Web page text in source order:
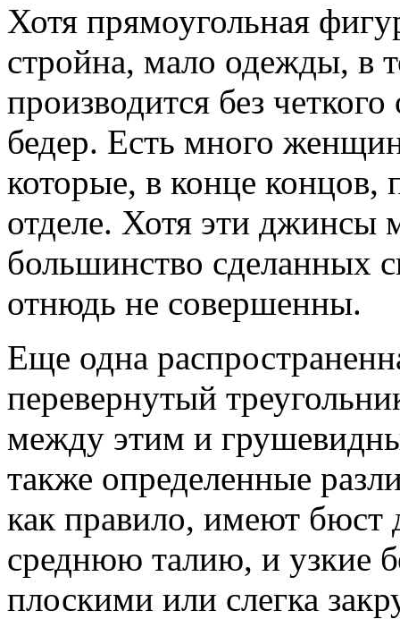
Хотя прямоугольная
стройна, мало одежды, в
производится без
бедер. Есть много
которые, в конце
отделе. Хотя эти джинсы
большинство сделанных
отнюдь не совершенны.
Еще одна
перевернутый
между этим и
также определенные
как правило, имеют бюст
среднюю талию, и узкие
плоскими или слегка